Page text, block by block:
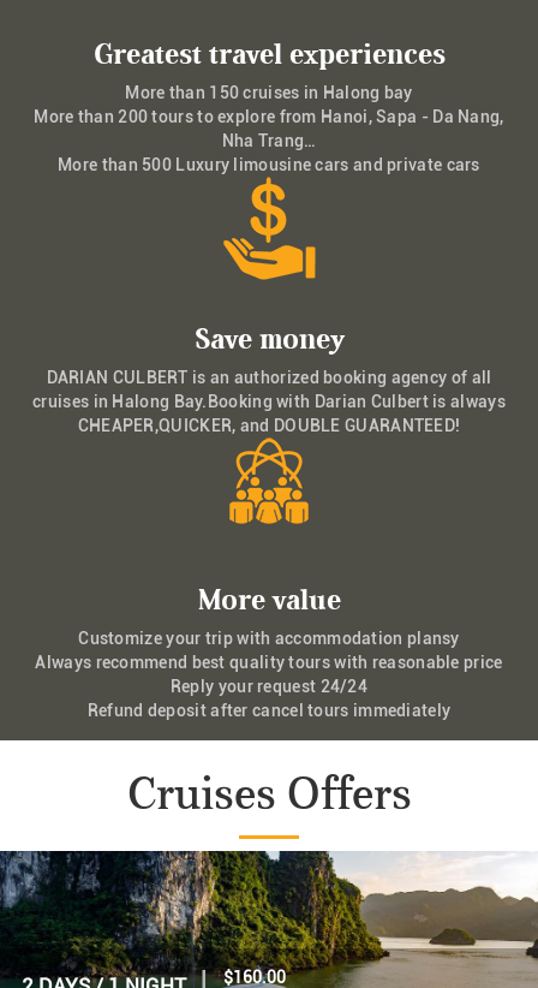
Greatest travel experiences
More than 150 cruises in Halong bay
More than 200 tours to explore from Hanoi, Sapa - Da Nang,
Nha Trang…
More than 500 Luxury limousine cars and private cars
Save money
DARIAN CULBERT is an authorized booking agency of all
cruises in Halong Bay.Booking with Darian Culbert is always
CHEAPER,QUICKER, and DOUBLE GUARANTEED!
More value
Customize your trip with accommodation plansy
Always recommend best quality tours with reasonable price
Reply your request 24/24
Refund deposit after cancel tours immediately
Cruises Offers
| $70.00